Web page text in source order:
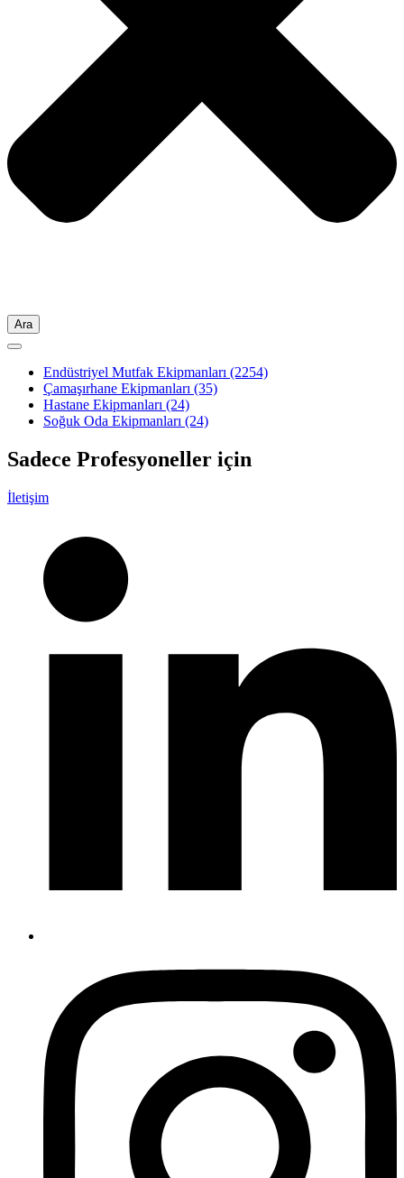
Ara
Endüstriyel Mutfak Ekipmanları (2254)
Çamaşırhane Ekipmanları (35)
Hastane Ekipmanları (24)
Soğuk Oda Ekipmanları (24)
Sadece Profesyoneller için
İletişim